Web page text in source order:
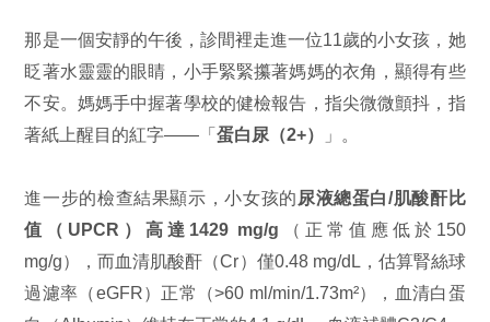
那是一個安靜的午後，診間裡走進一位11歲的小女孩，她
眨著水靈靈的眼睛，小手緊緊攥著媽媽的衣角，顯得有些
不安。媽媽手中握著學校的健檢報告，指尖微微顫抖，指
著紙上醒目的紅字——「蛋白尿（2+） 」。
進一步的檢查結果顯示，小女孩的 尿液總蛋白/肌酸酐比
值（UPCR）高達1429 mg/g （正常值應低於150
mg/g），而血清肌酸酐（Cr）僅0.48 mg/dL，估算腎絲球
過濾率（eGFR）正常（>60 ml/min/1.73m²），血清白蛋